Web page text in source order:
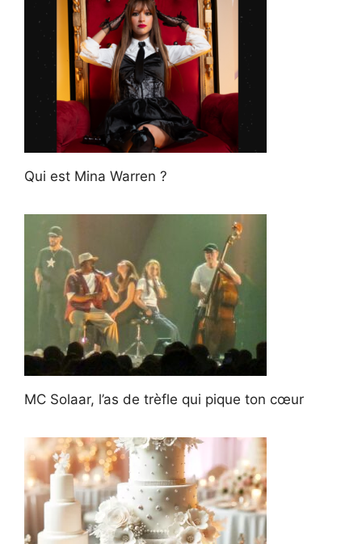
Qui est Mina Warren ?
MC Solaar, l’as de trèfle qui pique ton cœur